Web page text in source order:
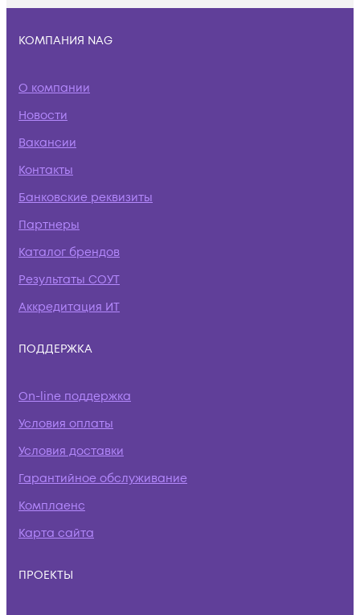
КОМПАНИЯ NAG
О компании
Новости
Вакансии
Контакты
Банковские реквизиты
Партнеры
Каталог брендов
Результаты СОУТ
Аккредитация ИТ
ПОДДЕРЖКА
On-line поддержка
Условия оплаты
Условия доставки
Гарантийное обслуживание
Комплаенс
Карта сайта
ПРОЕКТЫ